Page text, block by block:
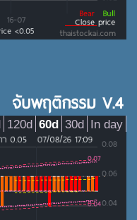
จับพฤติกรรม V.4
In day
30d
60d
120d